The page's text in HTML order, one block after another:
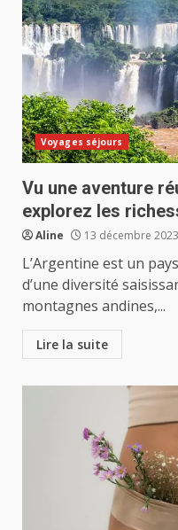
Voyages séjours
Vu une aventure
explorez les
Aline 13 décembre 2023
L’Argentine est un
d’une diversité
montagnes andines,...
Lire la suite